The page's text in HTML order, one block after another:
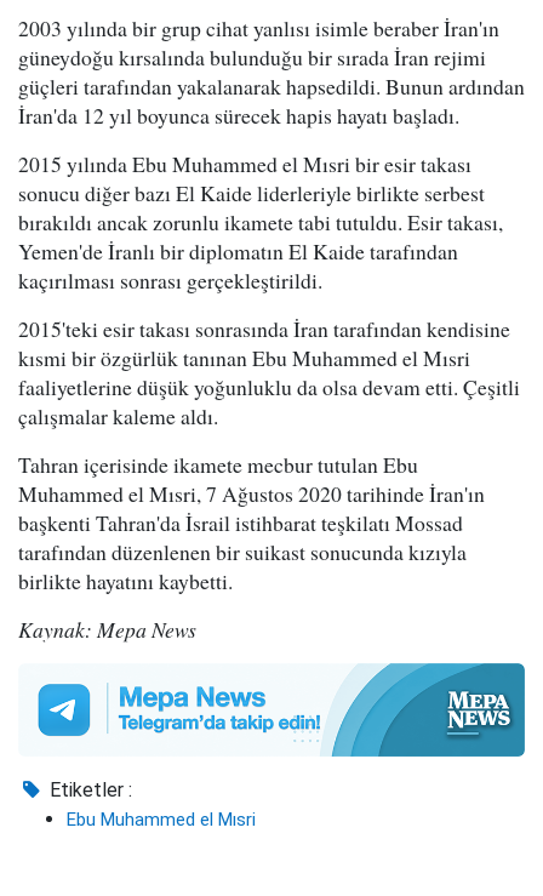
2003 yılında bir grup cihat yanlısı isimle beraber İran'ın
güneydoğu kırsalında bulunduğu bir sırada İran rejimi
güçleri tarafından yakalanarak hapsedildi. Bunun ardından
İran'da 12 yıl boyunca sürecek hapis hayatı başladı.
2015 yılında Ebu Muhammed el Mısri bir esir takası
sonucu diğer bazı El Kaide liderleriyle birlikte serbest
bırakıldı ancak zorunlu ikamete tabi tutuldu. Esir takası,
Yemen'de İranlı bir diplomatın El Kaide tarafından
kaçırılması sonrası gerçekleştirildi.
2015'teki esir takası sonrasında İran tarafından kendisine
kısmi bir özgürlük tanınan Ebu Muhammed el Mısri
faaliyetlerine düşük yoğunluklu da olsa devam etti. Çeşitli
çalışmalar kaleme aldı.
Tahran içerisinde ikamete mecbur tutulan Ebu
Muhammed el Mısri, 7 Ağustos 2020 tarihinde İran'ın
başkenti Tahran'da İsrail istihbarat teşkilatı Mossad
tarafından düzenlenen bir suikast sonucunda kızıyla
birlikte hayatını kaybetti.
Kaynak: Mepa News
Etiketler :
Ebu Muhammed el Mısri